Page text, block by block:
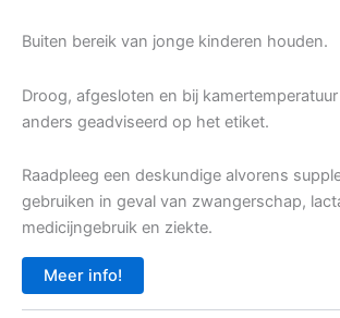
Buiten bereik van jonge kinderen houden.
Droog, afgesloten en bij
anders geadviseerd op het etiket.
Raadpleeg een deskundige alvorens
gebruiken in geval van zwangerschap,
medicijngebruik en ziekte.
Meer info!